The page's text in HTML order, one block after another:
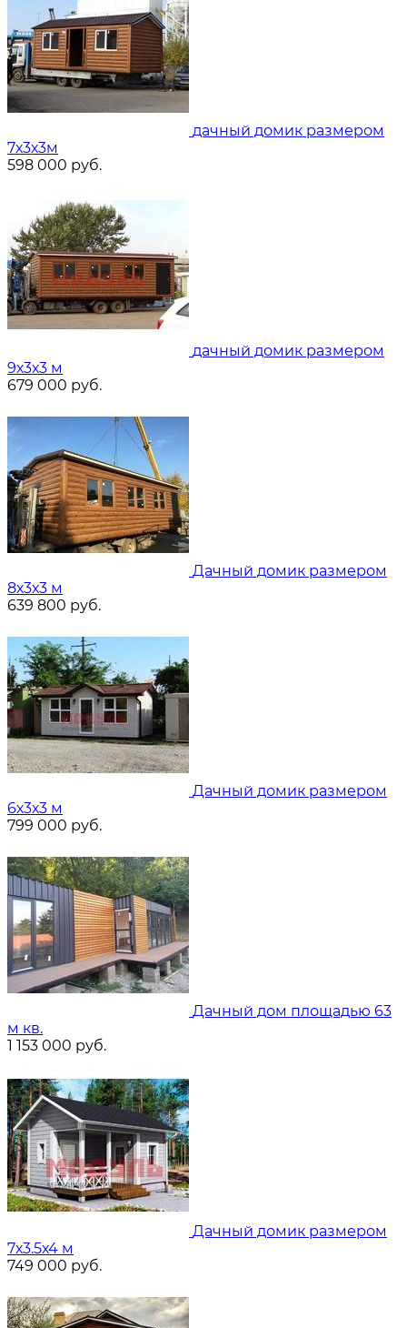
дачный домик размером
7х3х3м
598 000 руб.
дачный домик размером
9х3х3 м
679 000 руб.
Дачный домик размером
8х3х3 м
639 800 руб.
Дачный домик размером
6х3х3 м
799 000 руб.
Дачный дом площадью 63
м кв.
1 153 000 руб.
Дачный домик размером
7х3.5х4 м
749 000 руб.